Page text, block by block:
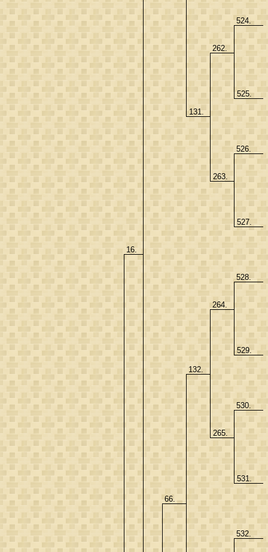
16.
131.
262.
524.
525.
263.
526.
527.
66.
132.
264.
528.
529.
265.
530.
531.
532.